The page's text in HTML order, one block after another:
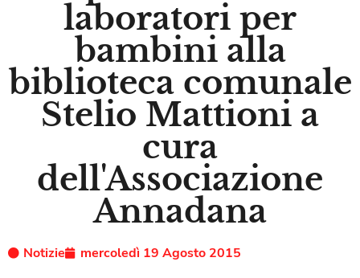
laboratori per
bambini alla
biblioteca comunale
Stelio Mattioni a
cura
dell'Associazione
Annadana
Notizie
mercoledì 19 Agosto 2015